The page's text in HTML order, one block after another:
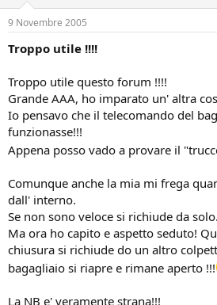
9 Novembre 2005
Troppo utile !!!!
Troppo utile questo forum !!!!
Grande AAA, ho imparato un' altra
Io pensavo che il telecomando del
funzionasse!!!
Appena posso vado a provare il
Comunque anche la mia mi frega
dall' interno.
Se non sono veloce si richiude da solo.
Ma ora ho capito e aspetto seduto!
chiusura si richiude do un altro
bagagliaio si riapre e rimane aperto !!!
La NB e' veramente strana!!!